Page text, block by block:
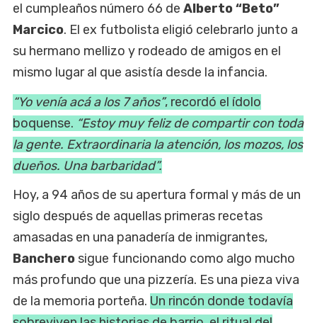
el cumpleaños número 66 de Alberto “Beto”
Marcico. El ex futbolista eligió celebrarlo junto a
su hermano mellizo y rodeado de amigos en el
mismo lugar al que asistía desde la infancia.
“Yo venía acá a los 7 años”, recordó el ídolo
boquense. “Estoy muy feliz de compartir con toda
la gente. Extraordinaria la atención, los mozos, los
dueños. Una barbaridad”.
Hoy, a 94 años de su apertura formal y más de un
siglo después de aquellas primeras recetas
amasadas en una panadería de inmigrantes,
Banchero sigue funcionando como algo mucho
más profundo que una pizzería. Es una pieza viva
de la memoria porteña. Un rincón donde todavía